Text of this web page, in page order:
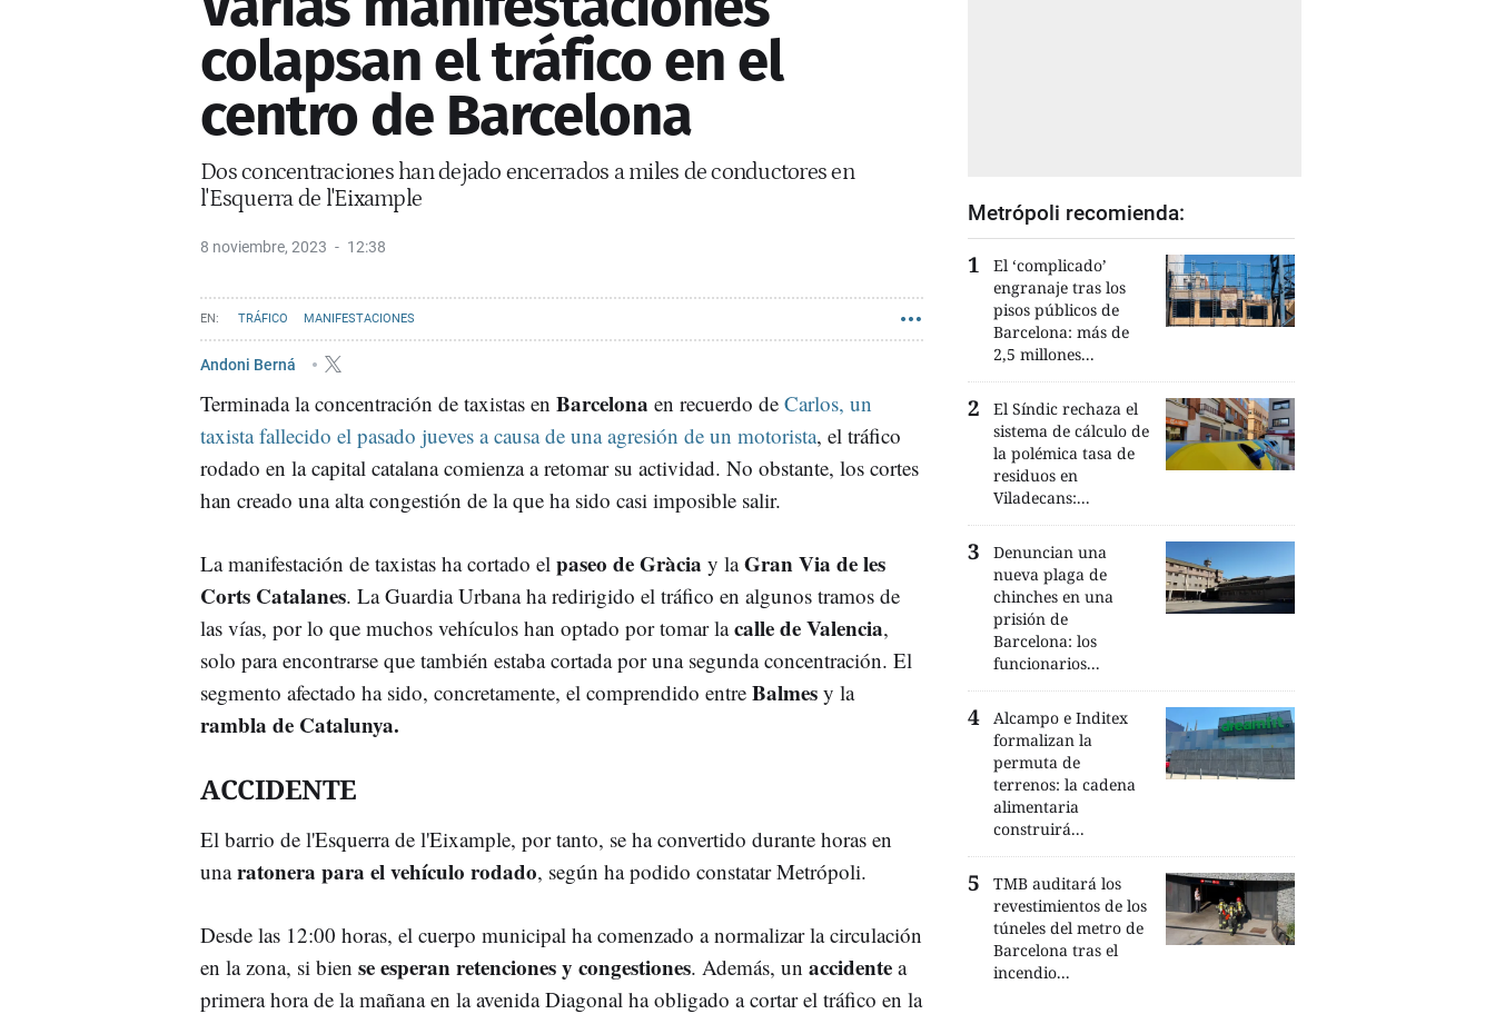
colapsan el tráfico en el
centro de Barcelona
Dos concentraciones han dejado encerrados a miles de conductores en
l'Esquerra de l'Eixample
8 noviembre, 2023 12:38
TRÁFICO MANIFESTACIONES
Andoni Berná
Terminada la concentración de taxistas en Barcelona en recuerdo de Carlos, un
taxista fallecido el pasado jueves a causa de una agresión de un motorista, el tráfico
rodado en la capital catalana comienza a retomar su actividad. No obstante, los cortes
han creado una alta congestión de la que ha sido casi imposible salir.
La manifestación de taxistas ha cortado el paseo de Gràcia y laGran Via de les
Corts Catalanes. La Guardia Urbana ha redirigido el tráfico en algunos tramos de
las vías, por lo que muchos vehículos han optado por tomar lacalle de Valencia,
solo para encontrarse que también estaba cortada por una segunda concentración. El
segmento afectado ha sido, concretamente, el comprendido entre Balmes y la
rambla de Catalunya.
ACCIDENTE
El barrio de l'Esquerra de l'Eixample, por tanto, se ha convertido durante horas en
unaratonera para el vehículo rodado, según ha podido constatar Metrópoli.
Desde las 12:00 horas, el cuerpo municipal ha comenzado a normalizar la circulación
en la zona, si bien se esperan retenciones y congestiones. Además, un accidente a
primera hora de la mañana en la avenida Diagonal ha obligado a cortar el tráfico en la
Metrópoli recomienda:
El ‘complicado’
engranaje tras los
pisos públicos de
Barcelona: más de
2,5 millones...
El Síndic rechaza el
sistema de cálculo de
la polémica tasa de
residuos en
Viladecans:...
Denuncian una
nueva plaga de
chinches en una
prisión de
Barcelona: los
funcionarios...
Alcampo e Inditex
formalizan la
permuta de
terrenos: la cadena
alimentaria
construirá...
TMB auditará los
revestimientos de los
túneles del metro de
Barcelona tras el
incendio...